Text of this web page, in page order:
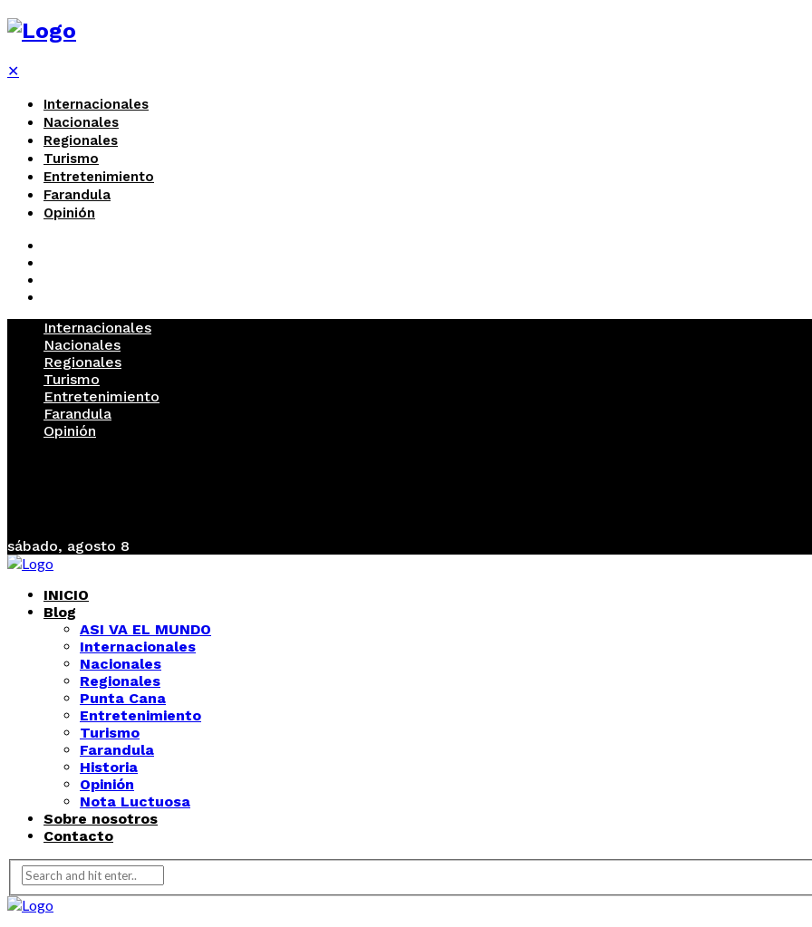
✕
Internacionales
Nacionales
Regionales
Turismo
Entretenimiento
Farandula
Opinión
Internacionales
Nacionales
Regionales
Turismo
Entretenimiento
Farandula
Opinión
sábado, agosto 8
INICIO
Blog
ASI VA EL MUNDO
Internacionales
Nacionales
Regionales
Punta Cana
Entretenimiento
Turismo
Farandula
Historia
Opinión
Nota Luctuosa
Sobre nosotros
Contacto